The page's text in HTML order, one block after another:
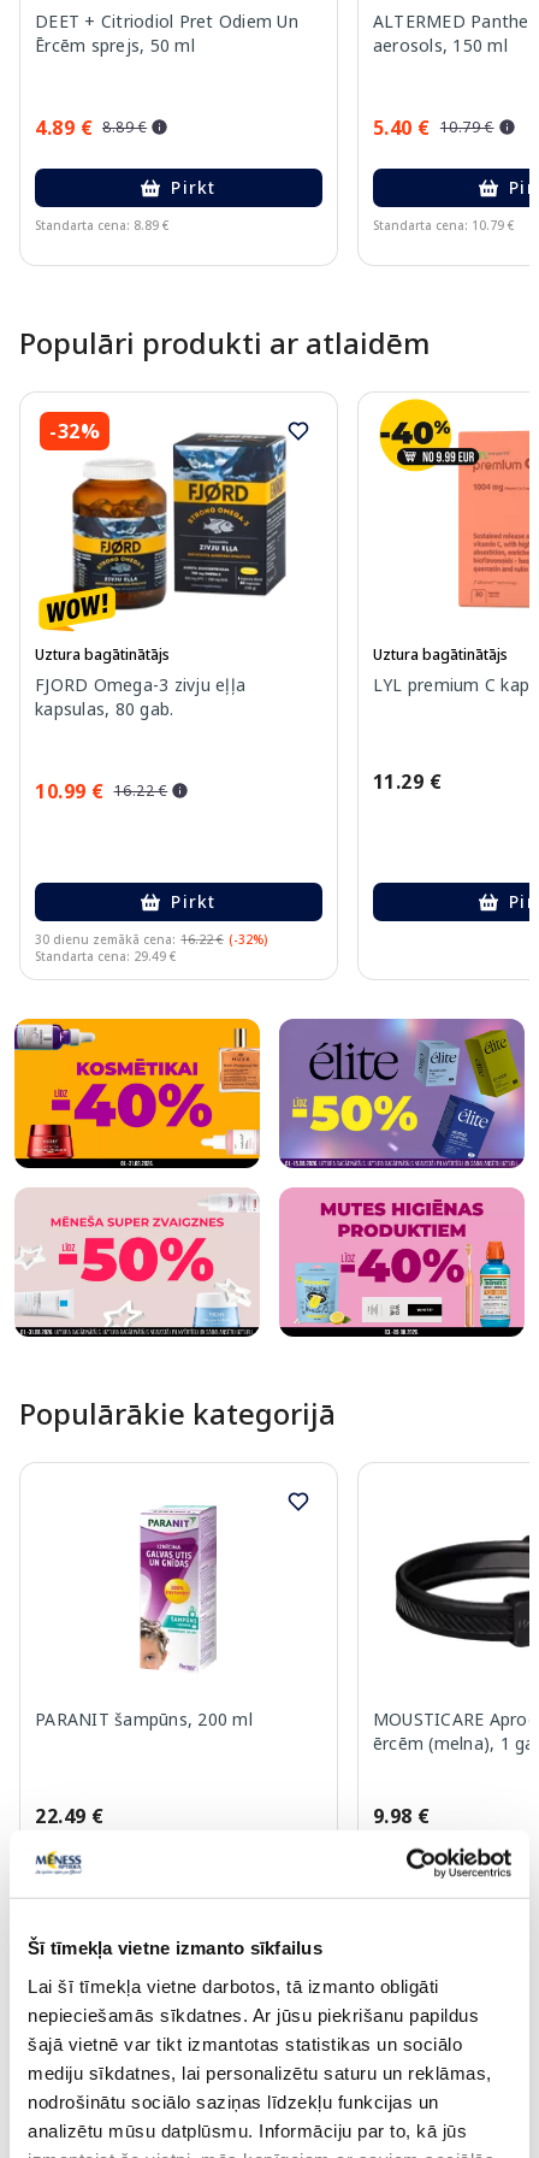
Šī tīmekļa vietne izmanto sīkfailus
Lai šī tīmekļa vietne darbotos, tā izmanto obligāti
nepieciešamās sīkdatnes. Ar jūsu piekrišanu papildus
šajā vietnē var tikt izmantotas statistikas un sociālo
mediju sīkdatnes, lai personalizētu saturu un reklāmas,
nodrošinātu sociālo saziņas līdzekļu funkcijas un
analizētu mūsu datplūsmu. Informāciju par to, kā jūs
DEET + Citriodiol Pret Odiem Un
Ērcēm sprejs, 50 ml
4.89 € 8.89 €
Pirkt
Standarta cena: 8.89 €
ALTERMED
aerosols, 150 ml
5.40 € 10.79 €
Standarta cena: 10.79 €
Populāri produkti ar atlaidēm
-32%
Uztura bagātinātājs
FJORD Omega-3 zivju eļļa
kapsulas, 80 gab.
10.99 € 16.22 €
Pirkt
30 dienu zemākā cena: 16.22 € (-32%)
Standarta cena: 29.49 €
Uztura bagātinātājs
LYL premium C
11.29 €
Populārākie kategorijā
PARANIT šampūns, 200 ml
22.49 €
MOUSTICARE
ērcēm (melna), 1
9.98 €
Page 1 of 10
Saules aizsardzībai vasarā ☀️
Vairāk...